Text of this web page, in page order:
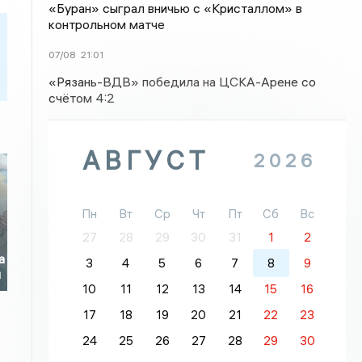
«Буран» сыграл вничью с «Кристаллом» в
контрольном матче
07/08 21:01
«Рязань-ВДВ» победила на ЦСКА-Арене со
счётом 4:2
АВГУСТ 2026
Пн Вт Ср Чт Пт Сб
Вс
27
28 29 30 31 1
2
3
4 5 6 7 8
9
10
11 12 13 14 15
16
17
18 19 20 21 22
23
24
25 26 27 28 29
30